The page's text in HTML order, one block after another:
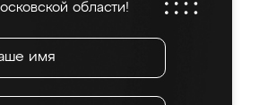
области!